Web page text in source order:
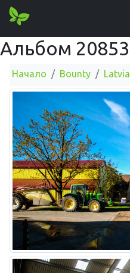
Альбом 20853
Начало Bounty Latvia